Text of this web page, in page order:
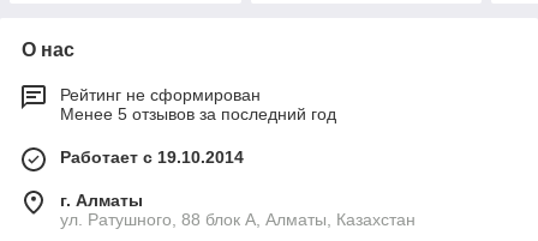
О нас
Рейтинг не сформирован
Менее 5 отзывов за последний год
Работает с 19.10.2014
г. Алматы
ул. Ратушного, 88 блок A, Алматы, Казахстан